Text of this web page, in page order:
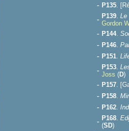
- P135.
- P139. Le
Gordon
- P144.
- P146.
- P151.
- P153.
Joss (D)
- P157.
- P158.
- P162.
- P168.
(S D)